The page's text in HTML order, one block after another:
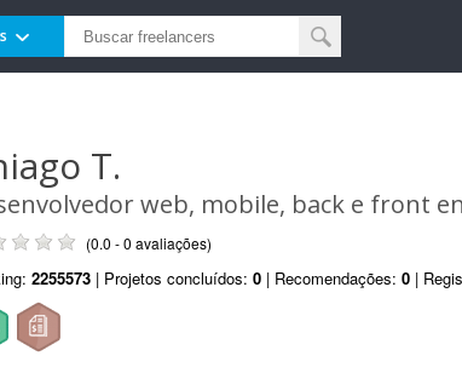
T.
web, mobile, back e front
(0.0 - 0 avaliações)
2255573 | Projetos concluídos: 0 | Recomendações: 0 |